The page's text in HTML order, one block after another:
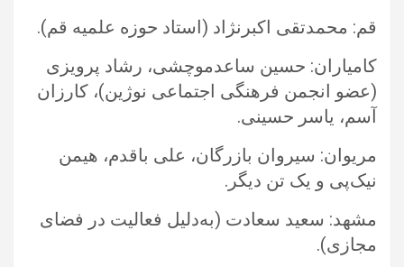
قم: محمدتقی اکبرنژاد (استاد حوزه علمیه قم).‏
کامیاران: حسین ساعدموچشی، رشاد پرویزی
(عضو انجمن فرهنگی اجتماعی نوژین)، کارزان
آسم، یاسر حسینی.‏
مریوان: سیروان بازرگان، علی باقدم، هیمن
نیک‌پی و یک تن دیگر.‏
مشهد: سعید سعادت (به‌دلیل فعالیت در فضای
مجازی).‏